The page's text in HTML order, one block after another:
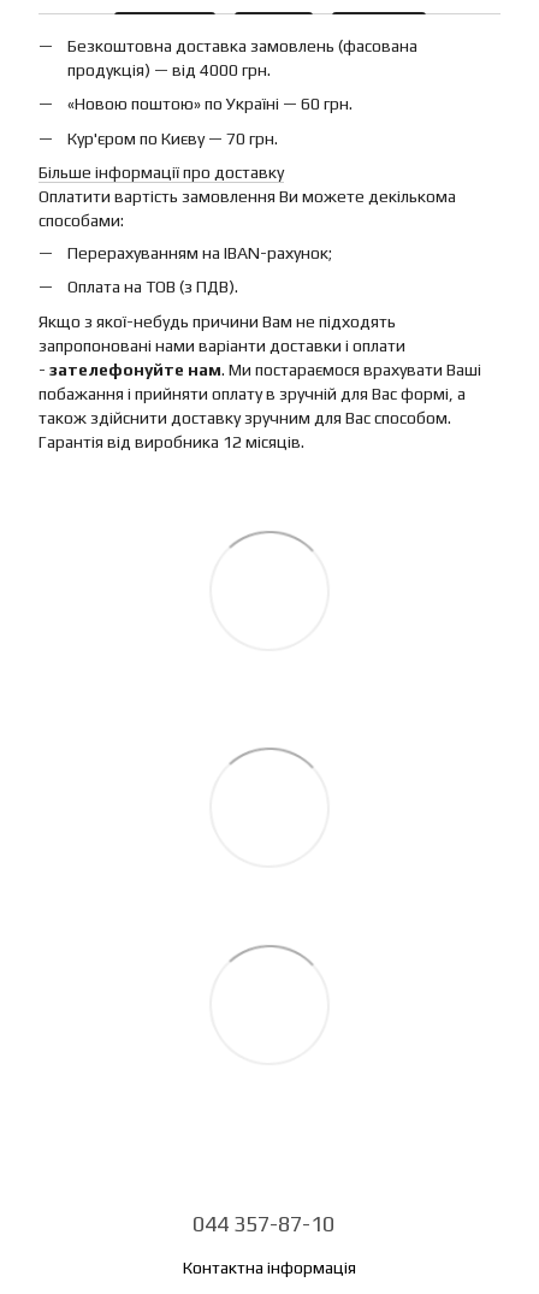
Безкоштовна доставка замовлень (фасована
продукція) — від 4000 грн.
«Новою поштою» по Україні — 60 грн.
Кур'єром по Києву — 70 грн.
Більше інформації про доставку
Оплатити вартість замовлення Ви можете декількома
способами:
Перерахуванням на IBAN-рахунок;
Оплата на ТОВ (з ПДВ).
Якщо з якої-небудь причини Вам не підходять
запропоновані нами варіанти доставки і оплати
- зателефонуйте нам. Ми постараємося врахувати Ваші
побажання і прийняти оплату в зручній для Вас формі, а
також здійснити доставку зручним для Вас способом.
Гарантія від виробника 12 місяців.
044 357-87-10
Контактна інформація